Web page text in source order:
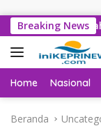
Breaking News
Sejumlah
Home Nasional
Beranda